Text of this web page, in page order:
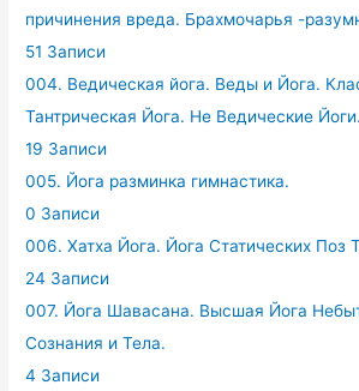
причинения вреда. Брахмочарья -
51 Записи
004. Ведическая йога. Веды и Йога.
Тантрическая Йога. Не Ведические Йоги.
19 Записи
005. Йога разминка гимнастика.
0 Записи
006. Хатха Йога. Йога Статических Поз
24 Записи
007. Йога Шавасана. Высшая Йога
Сознания и Тела.
4 Записи